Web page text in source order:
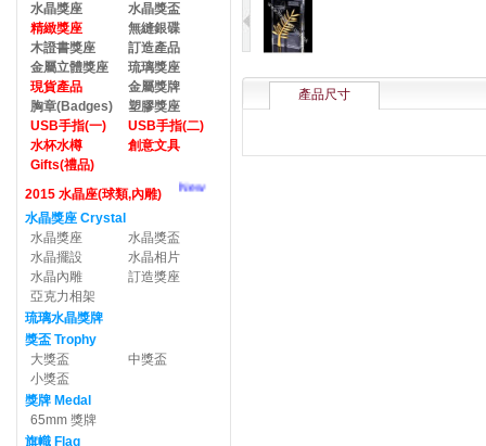
水晶獎座
水晶獎盃
精緻獎座
無縫銀碟
木證書獎座
訂造產品
金屬立體獎座
琉璃獎座
現貨產品
金屬獎牌
胸章(Badges)
塑膠獎座
USB手指(一)
USB手指(二)
水杯水樽
創意文具
Gifts(禮品)
2015 水晶座(球類,內雕)
New
水晶獎座 Crystal
水晶獎座
水晶獎盃
水晶擺設
水晶相片
水晶內雕
訂造獎座
亞克力相架
琉璃水晶獎牌
獎盃 Trophy
大獎盃
中獎盃
小獎盃
獎牌 Medal
65mm 獎牌
旗幟 Flag
產品尺寸